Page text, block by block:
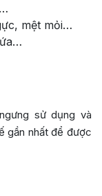
mệt mỏi…
sử dụng và
gần nhất để được